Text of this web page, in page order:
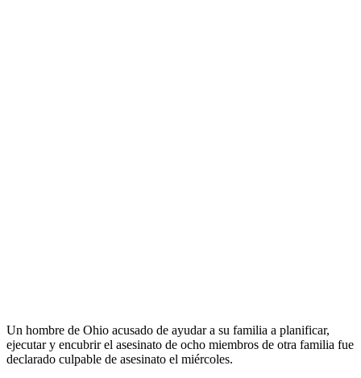
Un hombre de Ohio acusado de ayudar a su familia a planificar,
ejecutar y encubrir el asesinato de ocho miembros de otra familia fue
declarado culpable de asesinato el miércoles.